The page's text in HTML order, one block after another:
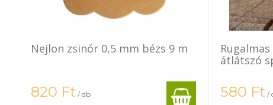
Nejlon zsinór 0,5 mm bézs 9 m
820 Ft / db
átlátszó
580 Ft /